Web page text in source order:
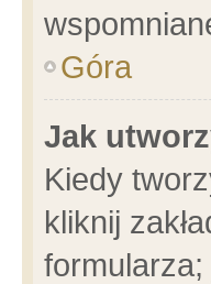
Góra
Jak
Kiedy
kliknij